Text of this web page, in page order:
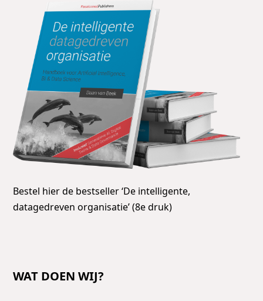
Bestel hier de bestseller ‘De intelligente,
datagedreven organisatie’ (8e druk)
WAT DOEN WIJ?